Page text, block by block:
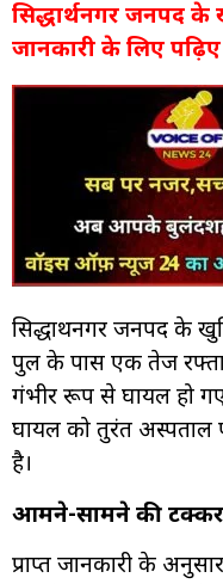
सिद्धार्थनगर जनपद के
जानकारी के लिए
सिद्धार्थनगर जनपद के
पुल के पास एक तेज
गंभीर रूप से घायल हो
घायल को तुरंत अस्पताल
है।
आमने-सामने की टक्कर
प्राप्त जानकारी के